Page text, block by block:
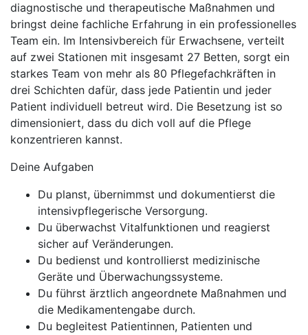
diagnostische und therapeutische Maßnahmen und
bringst deine fachliche Erfahrung in ein professionelles
Team ein. Im Intensivbereich für Erwachsene, verteilt
auf zwei Stationen mit insgesamt 27 Betten, sorgt ein
starkes Team von mehr als 80 Pflegefachkräften in
drei Schichten dafür, dass jede Patientin und jeder
Patient individuell betreut wird. Die Besetzung ist so
dimensioniert, dass du dich voll auf die Pflege
konzentrieren kannst.
Deine Aufgaben
Du planst, übernimmst und dokumentierst die
intensivpflegerische Versorgung.
Du überwachst Vitalfunktionen und reagierst
sicher auf Veränderungen.
Du bedienst und kontrollierst medizinische
Geräte und Überwachungssysteme.
Du führst ärztlich angeordnete Maßnahmen und
die Medikamentengabe durch.
Du begleitest Patientinnen, Patienten und